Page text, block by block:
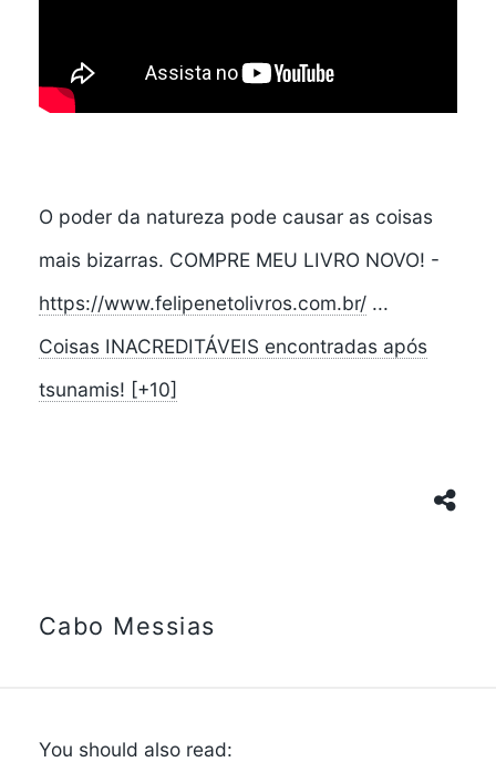
O poder da natureza pode causar as coisas
mais bizarras. COMPRE MEU LIVRO NOVO! -
https://www.felipenetolivros.com.br/...
Coisas INACREDITÁVEIS encontradas após
tsunamis! [+10]
Cabo Messias
You should also read: